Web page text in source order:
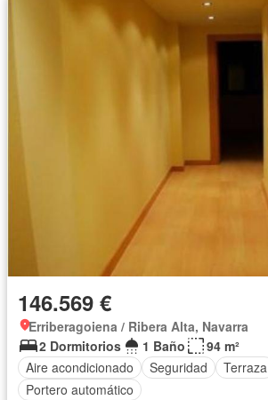
146.569 €
Erriberagoiena / Ribera Alta, Navarra
2 Dormitorios
1 Baño
94 m²
Aire acondicionado
Seguridad Terraza
Portero automático